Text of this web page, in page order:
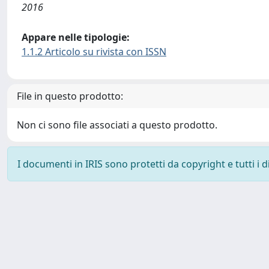
2016
Appare nelle tipologie:
1.1.2 Articolo su rivista con ISSN
File in questo prodotto:
Non ci sono file associati a questo prodotto.
I documenti in IRIS sono protetti da copyright e tutti i